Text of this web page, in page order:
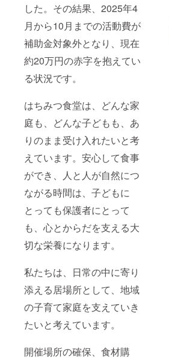
した。その結果、2025年4
月から10月までの活動費が
補助金対象外となり、現在
約20万円の赤字を抱えてい
る状況です。
はちみつ食堂は、どんな家
庭も、どんな子どもも、あ
りのまま受け入れたいと考
えています。安心して食事
ができ、人と人が自然につ
ながる時間は、子どもに
とっても保護者にとって
も、心とからだを支える大
切な栄養になります。
私たちは、日常の中に寄り
添える居場所として、地域
の子育て家庭を支えていき
たいと考えています。
開催場所の確保、食材購